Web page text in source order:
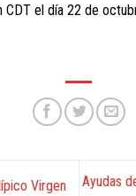
el día 22 de
Virgen
Ayudas